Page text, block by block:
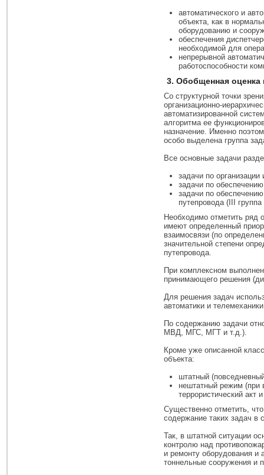
автоматического и
объекта, как в
оборудованию и
обеспечения
необходимой для
непрерывной
работоспособности
3. Обобщенная
Со структурной точки
организационно-
автоматизированной
алгоритма ее
назначение. Именно
особо выделена группа
Все основные задачи
задачи по
задачи по
задачи по
путепровода (III группа
Необходимо отметить ряд
имеют определенный
взаимосвязи (по
значительной степени
путепровода.
При комплексном
принимающего решения
Для решения задач
автоматики и
По содержанию задачи
МВД, МГС, МГТ и т.д.).
Кроме уже описанной
объекта:
штатный
нештатный режим (при
террористический акт
Существенно отметить,
содержание таких задач в
Так, в штатной ситуации
контролю над
и ремонту оборудования и
тоннельные сооружения и